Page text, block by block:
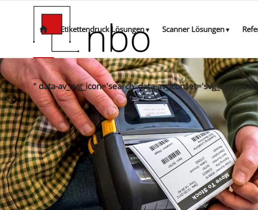
Etikettendruck Lösungen Scanner Lösungen
" data-av_svg_icon='search' data-av_iconset='svg_entypo-